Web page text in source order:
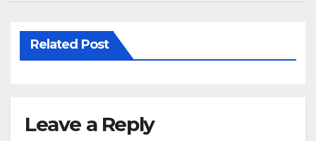
Related Post
Leave a Reply